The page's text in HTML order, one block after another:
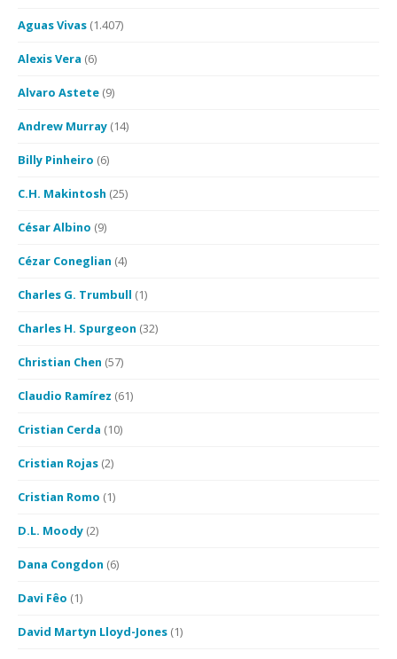
Aguas Vivas (1.407)
Alexis Vera (6)
Alvaro Astete (9)
Andrew Murray (14)
Billy Pinheiro (6)
C.H. Makintosh (25)
César Albino (9)
Cézar Coneglian (4)
Charles G. Trumbull (1)
Charles H. Spurgeon (32)
Christian Chen (57)
Claudio Ramírez (61)
Cristian Cerda (10)
Cristian Rojas (2)
Cristian Romo (1)
D.L. Moody (2)
Dana Congdon (6)
Davi Fêo (1)
David Martyn Lloyd-Jones (1)